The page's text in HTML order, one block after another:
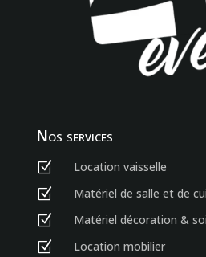
Nos services
Z Location vaisselle
Z Matériel de salle et de
Z Matériel décoration &
Z Location mobilier